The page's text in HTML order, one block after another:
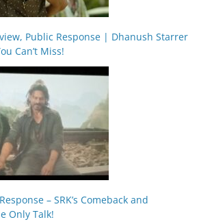
Public Response | Dhanush Starrer
Can’t Miss!
– SRK’s Comeback and
Only Talk!